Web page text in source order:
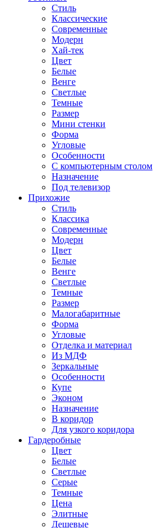
Стиль
Классические
Современные
Модерн
Хай-тек
Цвет
Белые
Венге
Светлые
Темные
Размер
Мини стенки
Форма
Угловые
Особенности
С компьютерным столом
Назначение
Под телевизор
Прихожие
Стиль
Классика
Современные
Модерн
Цвет
Белые
Венге
Светлые
Темные
Размер
Малогабаритные
Форма
Угловые
Отделка и материал
Из МДФ
Зеркальные
Особенности
Купе
Эконом
Назначение
В коридор
Для узкого коридора
Гардеробные
Цвет
Белые
Светлые
Серые
Темные
Цена
Элитные
Дешевые